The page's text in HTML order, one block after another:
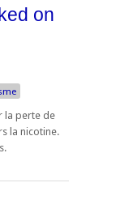
on
la perte de
la nicotine.